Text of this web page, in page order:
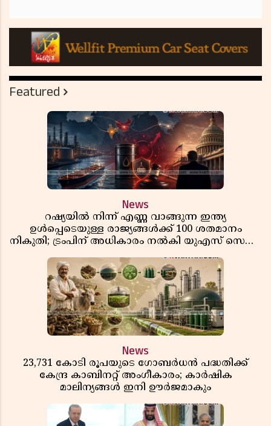
Featured
News
റഷ്യയിൽ നിന്ന് എണ്ണ വാങ്ങുന്ന ഇന്ത്യ
ഉൾപ്പെടെയുള്ള രാജ്യങ്ങൾക്ക് 100 ശതമാനം
നികുതി; ട്രംപിന് അധികാരം നൽകി യുഎസ് സെനറ്റ്
News
23,731 കോടി രൂപയുടെ ഗോബർധൻ പദ്ധതിക്ക്
കേന്ദ്ര കാബിനറ്റ് അംഗീകാരം; കാർഷിക
മാലിന്യങ്ങൾ ഇനി ഊർജമാകും